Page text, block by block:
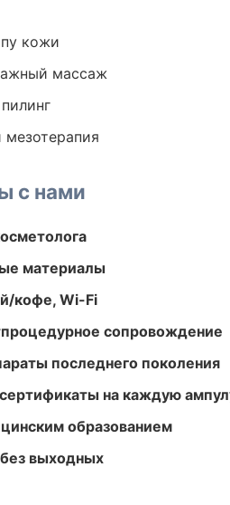
кожи
массаж
с нами
материалы
кофе, Wi-Fi
сопровождение
последнего поколения
на каждую
образованием
выходных